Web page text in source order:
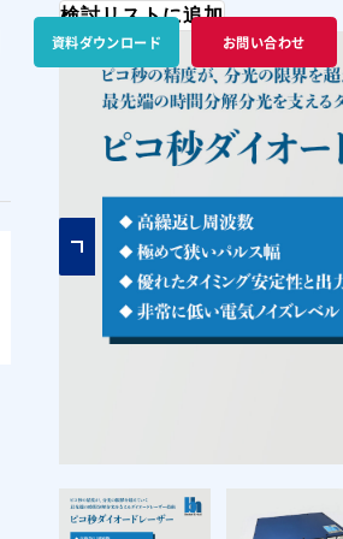
資料ダウンロード お問い合わせ
検討リストに追加